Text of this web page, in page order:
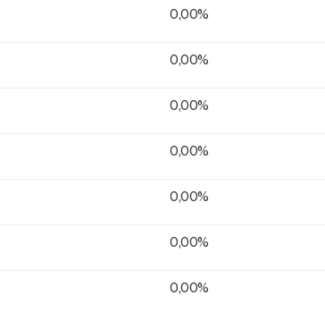
0,00%
0,00%
0,00%
0,00%
0,00%
0,00%
0,00%